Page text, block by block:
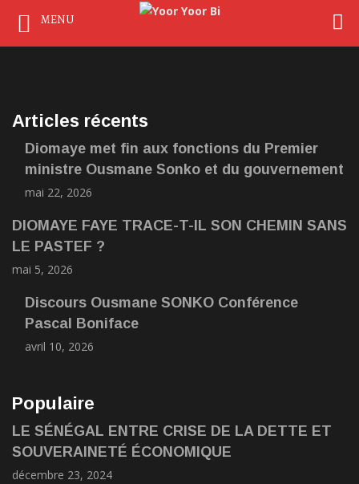
Articles récents
Diomaye met fin aux fonctions du Premier
ministre Ousmane Sonko et du gouvernement
mai 22, 2026
DIOMAYE FAYE TRACE-T-IL SON CHEMIN SANS
LE PASTEF ?
mai 5, 2026
Discours Ousmane SONKO Conférence
Pascal Boniface
avril 10, 2026
Populaire
LE SÉNÉGAL ENTRE CRISE DE LA DETTE ET
SOUVERAINETÉ ÉCONOMIQUE
décembre 23, 2024
MENU